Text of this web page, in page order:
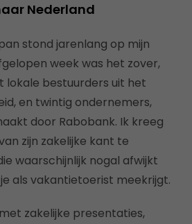
Nederland
stond jarenlang op mijn
week was het zover,
lokale bestuurders uit het
en twintig ondernemers,
door Rabobank. Ik kreeg
zijn zakelijke kant te
waarschijnlijk nogal afwijkt
als vakantietoerist meekrijgt.
zakelijke presentaties,